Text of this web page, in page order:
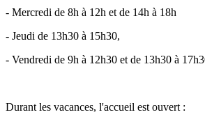
- Mercredi de 8h à 12h et de 14h à 18h
- Jeudi de 13h30 à 15h30,
- Vendredi de 9h à 12h30 et de 13h30 à
Durant les vacances, l'accueil est ouvert :